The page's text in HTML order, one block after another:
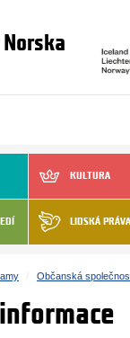
Norska
KULTURA
LIDSKÁ PRÁVA
Občanská